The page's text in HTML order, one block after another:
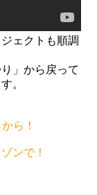
ェクトも順調
」から戻って
。
ら！
ンで！